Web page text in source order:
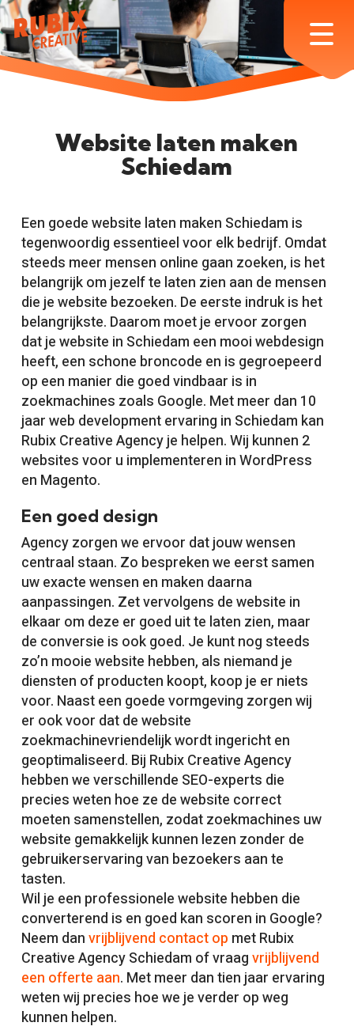
Skip
to
main
content
Menu
Website laten maken
Schiedam
Een goede website laten maken Schiedam is
tegenwoordig essentieel voor elk bedrijf. Omdat
steeds meer mensen online gaan zoeken, is het
belangrijk om jezelf te laten zien aan de mensen
die je website bezoeken. De eerste indruk is het
belangrijkste. Daarom moet je ervoor zorgen
dat je website in Schiedam een ​​mooi webdesign
heeft, een schone broncode en is gegroepeerd
op een manier die goed vindbaar is in
zoekmachines zoals Google. Met meer dan 10
jaar web development ervaring in Schiedam kan
Rubix Creative Agency je helpen. Wij kunnen 2
websites voor u implementeren in WordPress
en Magento.
Een goed design
Agency zorgen we ervoor dat jouw wensen
centraal staan. Zo bespreken we eerst samen
uw exacte wensen en maken daarna
aanpassingen. Zet vervolgens de website in
elkaar om deze er goed uit te laten zien, maar
de conversie is ook goed. Je kunt nog steeds
zo’n mooie website hebben, als niemand je
diensten of producten koopt, koop je er niets
voor. Naast een goede vormgeving zorgen wij
er ook voor dat de website
zoekmachinevriendelijk wordt ingericht en
geoptimaliseerd. Bij Rubix Creative Agency
hebben we verschillende SEO-experts die
precies weten hoe ze de website correct
moeten samenstellen, zodat zoekmachines uw
website gemakkelijk kunnen lezen zonder de
gebruikerservaring van bezoekers aan te
tasten.
Wil je een professionele website hebben die
converterend is en goed kan scoren in Google?
Neem danvrijblijvend contact op met Rubix
Creative Agency Schiedam of vraagvrijblijvend
een offerte aan. Met meer dan tien jaar ervaring
weten wij precies hoe we je verder op weg
kunnen helpen.